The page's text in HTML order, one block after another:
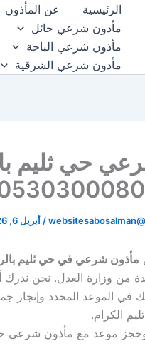
الرئيسية عن المأذون
مأذون شرعي حائل
مأذون شرعي الباحة
مأذون شرعي الشرقية
حي ثليم
/ أبريل 6, 2026
مأذون شرعي في حي ثليم
من وزارة العدل. نحن
في الموعد المحدد وإنجاز
الكرام.
موعد مع مأذون شرعي